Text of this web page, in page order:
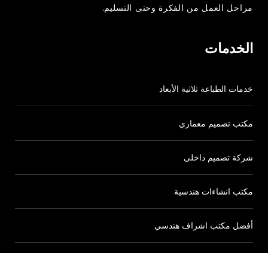
info@heng.sa
www.heng.saالخدمات
خدمات الطباعة ثلاثية الأبعاد
مكتب تصميم معماري
شركة تصميم داخلى
مكتب انشاءات هندسية
أفضل مكتب اشراف هندسي
مراحل العمل من الفكرة وحتى التسليم.